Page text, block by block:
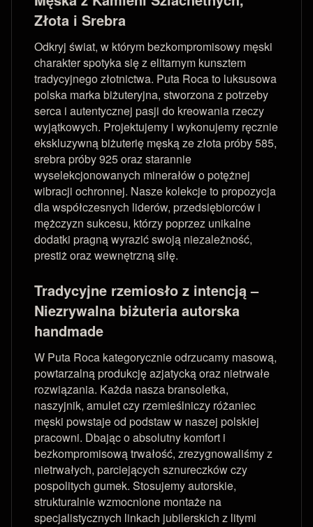
Złota i Srebra
Odkryj świat, w którym bezkompromisowy męski
charakter spotyka się z elitarnym kunsztem
tradycyjnego złotnictwa. Puta Roca to luksusowa
polska marka biżuteryjna, stworzona z potrzeby
serca i autentycznej pasji do kreowania rzeczy
wyjątkowych. Projektujemy i wykonujemy ręcznie
ekskluzywną biżuterię męską ze złota próby 585,
srebra próby 925 oraz starannie
wyselekcjonowanych minerałów o potężnej
wibracji ochronnej. Nasze kolekcje to propozycja
dla współczesnych liderów, przedsiębiorców i
mężczyzn sukcesu, którzy poprzez unikalne
dodatki pragną wyrazić swoją niezależność,
prestiż oraz wewnętrzną siłę.
Tradycyjne rzemiosło z intencją –
Niezrywalna biżuteria autorska
handmade
W Puta Roca kategorycznie odrzucamy masową,
powtarzalną produkcję azjatycką oraz nietrwałe
rozwiązania. Każda nasza bransoletka,
naszyjnik, amulet czy rzemieślniczy różaniec
męski powstaje od podstaw w naszej polskiej
pracowni. Dbając o absolutny komfort i
bezkompromisową trwałość, zrezygnowaliśmy z
nietrwałych, parciejących sznureczków czy
pospolitych gumek. Stosujemy autorskie,
strukturalnie wzmocnione montaże na
specjalistycznych linkach jubilerskich z litymi